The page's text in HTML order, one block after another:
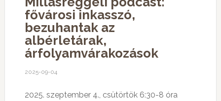
fővárosi inkasszó,
bezuhantak az
albérletárak,
árfolyamvárakozások
2025-09-04
2025. szeptember 4., csütörtök 6:30-8 óra